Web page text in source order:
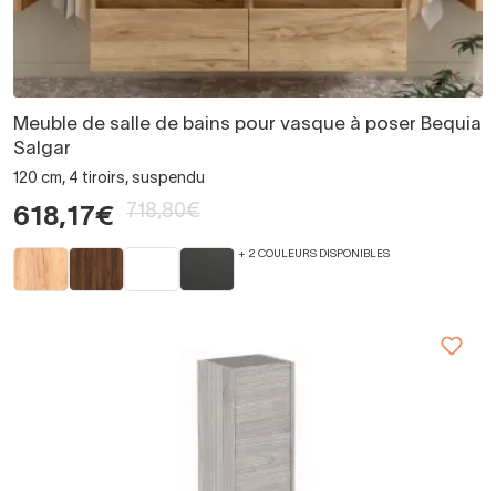
Meuble de salle de bains pour vasque à poser Bequia
Salgar
120 cm, 4 tiroirs, suspendu
618,17€ 718,80€
+ 2 COULEURS DISPONIBLES